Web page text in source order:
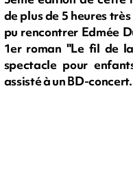
de plus de 5 heures
pu rencontrer Edmée
1er roman "Le fil de
spectacle pour
assisté à un BD-concert.